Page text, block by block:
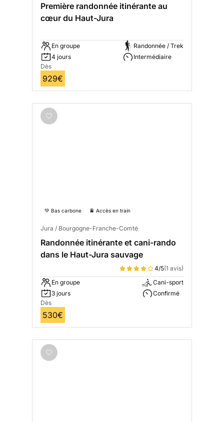
Première randonnée itinérante au
cœur du Haut-Jura
En groupe
4 jours
Randonnée / Trek
Intermédiaire
Dès
929€
💚 Bas carbone 🚆 Accès en train
Jura / Bourgogne-Franche-Comté
Randonnée itinérante et cani-rando
dans le Haut-Jura sauvage
4/5(1 avis)
En groupe
3 jours
Cani-sport
Confirmé
Dès
530€